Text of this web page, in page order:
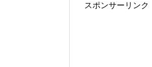
スポンサーリンク